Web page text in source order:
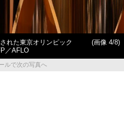
れた東京オリンピック
／AFLO
(画像 4/8)
ルで次の写真へ